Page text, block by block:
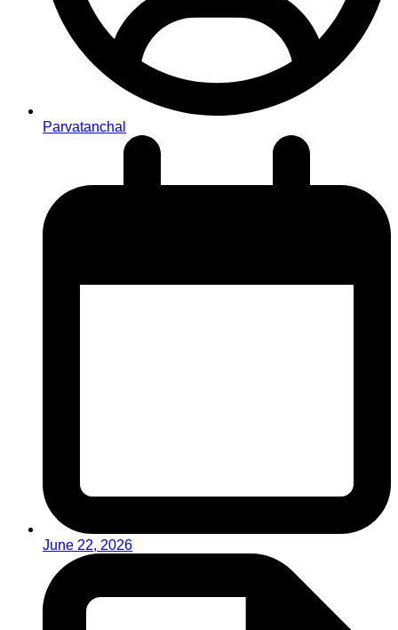
Parvatanchal
June 22, 2026